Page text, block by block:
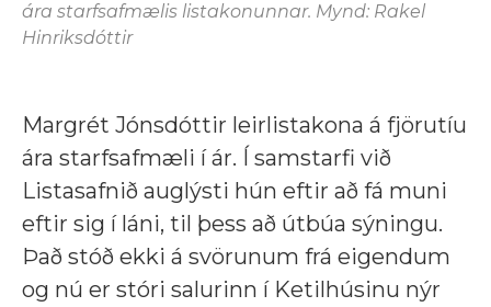
ára starfsafmælis listakonunnar. Mynd: Rakel
Hinriksdóttir
Margrét Jónsdóttir leirlistakona á fjörutíu
ára starfsafmæli í ár. Í samstarfi við
Listasafnið auglýsti hún eftir að fá muni
eftir sig í láni, til þess að útbúa sýningu.
Það stóð ekki á svörunum frá eigendum
og nú er stóri salurinn í Ketilhúsinu nýr